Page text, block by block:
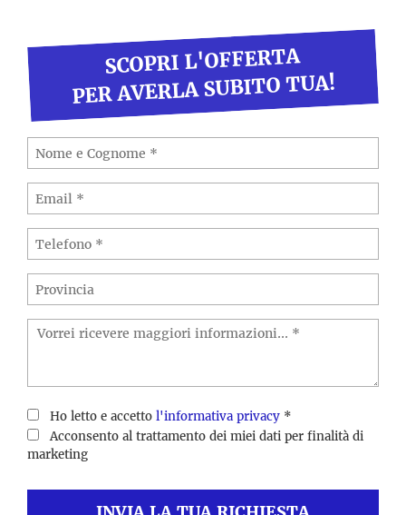
SCOPRI L'OFFERTA
PER AVERLA SUBITO TUA!
Ho letto e accetto l'informativa privacy *
Acconsento al trattamento dei miei dati per finalità di
marketing